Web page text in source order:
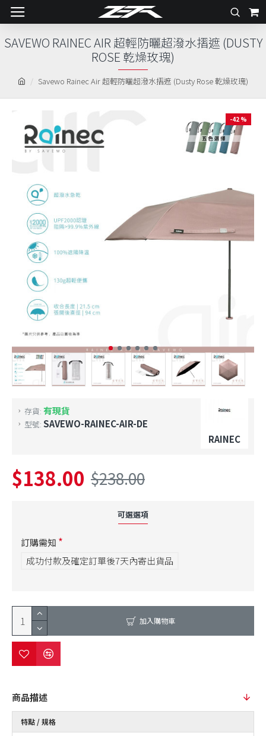
Savewo Rainec Air 超輕防曬超潑水摺遮 (Dusty Rose 乾燥玫瑰)
SAVEWO RAINEC AIR 超輕防曬超潑水摺遮 (DUSTY
ROSE 乾燥玫瑰)
-42 %
存貨: 有現貨
型號: SAVEWO-RAINEC-AIR-DE
RAINEC
$138.00 $238.00
可選選項
訂購需知
成功付款及確定訂單後7天內寄出貨品
加入購物車
商品描述
特點 / 規格